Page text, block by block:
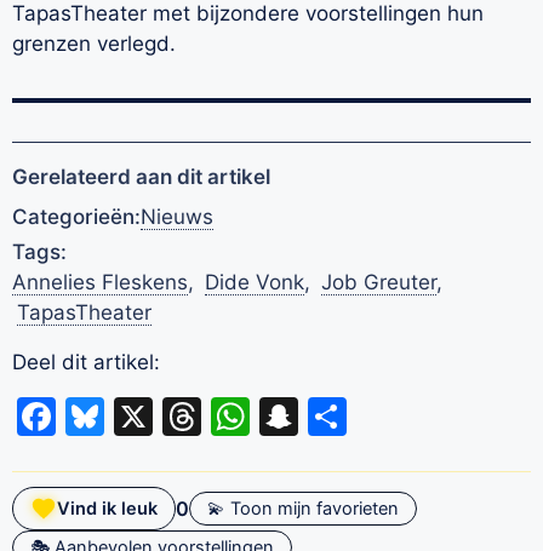
TapasTheater met bijzondere voorstellingen hun
grenzen verlegd.
Gerelateerd aan dit artikel
Categorieën:Nieuws
Tags:
Annelies Fleskens, Dide Vonk, Job Greuter,
TapasTheater
Deel dit artikel:
Facebook
Bluesky
X Threads
WhatsApp
Snapchat
Vind ik leuk 0
💫 Toon mijn favorieten